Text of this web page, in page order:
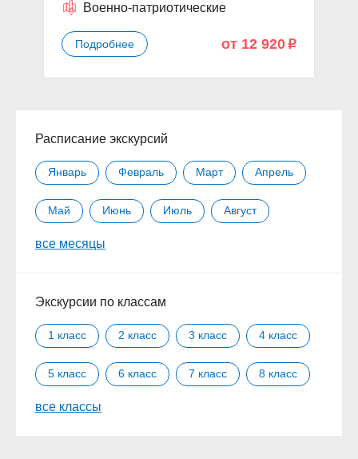
Военно-патриотические
Подробнее от 12 920 p
Расписание экскурсий
Январь Февраль Март Апрель
Май Июнь Июль Август
Сентябрь
все месяцы
Экскурсии по классам
1 класс 2 класс 3 класс 4 класс
5 класс 6 класс 7 класс 8 класс
9 класс
все классы